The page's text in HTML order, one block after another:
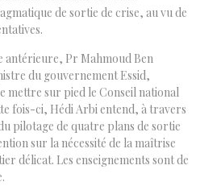
de sortie de crise, au vu de
antérieure, Pr Mahmoud Ben
du gouvernement Essid,
mettre sur pied le Conseil national
fois-ci, Hédi Arbi entend, à travers
pilotage de quatre plans de sortie
sur la nécessité de la maîtrise
délicat. Les enseignements sont de